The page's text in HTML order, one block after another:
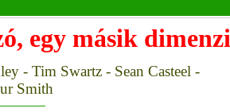
egy másik
- Tim Swartz - Sean Casteel -
Smith